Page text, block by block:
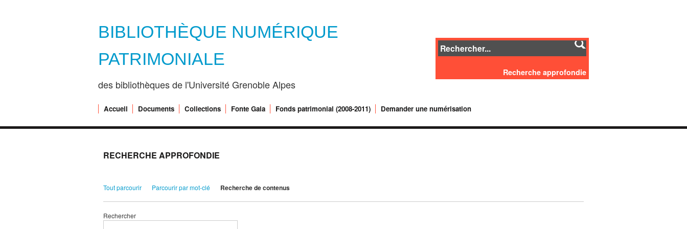
BIBLIOTHÈQUE NUMÉRIQUE
PATRIMONIALE
des bibliothèques de l'Université Grenoble Alpes
Recherche approfondie
Accueil Documents Collections Fonte Gaia Fonds patrimonial (2008-2011) Demander une numérisation
RECHERCHE APPROFONDIE
Tout parcourir Parcourir par mot-clé Recherche de contenus
Rechercher